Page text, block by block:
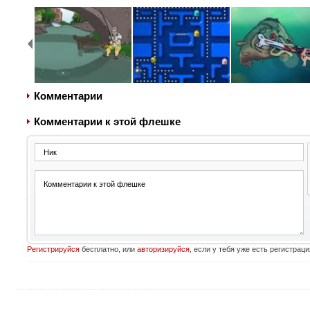
Комментарии
Комментарии к этой флешке
Регистрируйсябесплатно, или авторизируйся, если у тебя уже есть